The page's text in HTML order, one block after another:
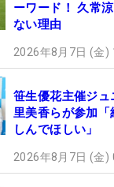
ーワード！ 久常
ない理由
2026年8月7日 (金)
笹生優花主催ジ
里美香らが参加
しんでほしい」
2026年8月7日 (金)